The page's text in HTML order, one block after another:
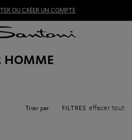
OU CRÉER UN COMPTE
HOMME
Trier par FILTRES effacer tout